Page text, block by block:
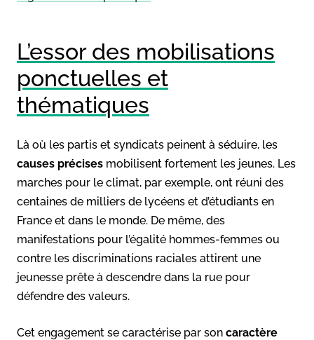
L’essor des mobilisations
ponctuelles et
thématiques
Là où les partis et syndicats peinent à séduire, les
causes précises mobilisent fortement les jeunes. Les
marches pour le climat, par exemple, ont réuni des
centaines de milliers de lycéens et d’étudiants en
France et dans le monde. De même, des
manifestations pour l’égalité hommes-femmes ou
contre les discriminations raciales attirent une
jeunesse prête à descendre dans la rue pour
défendre des valeurs.
Cet engagement se caractérise par son caractère